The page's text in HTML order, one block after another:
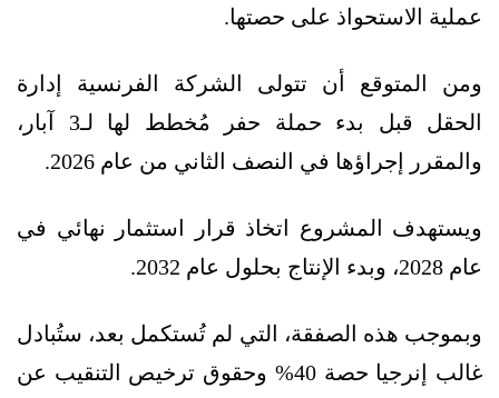
عملية الاستحواذ على حصتها.
ومن المتوقع أن تتولى الشركة الفرنسية إدارة
الحقل قبل بدء حملة حفر مُخطط لها لـ3 آبار،
والمقرر إجراؤها في النصف الثاني من عام 2026.
ويستهدف المشروع اتخاذ قرار استثمار نهائي في
عام 2028، وبدء الإنتاج بحلول عام 2032.
وبموجب هذه الصفقة، التي لم تُستكمل بعد، ستُبادل
غالب إنرجيا حصة 40% وحقوق ترخيص التنقيب عن